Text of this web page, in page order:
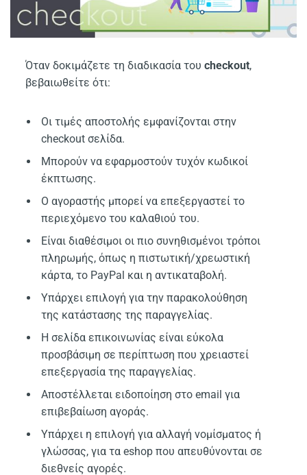
Όταν δοκιμάζετε τη διαδικασία τουcheckout,
βεβαιωθείτε ότι:
Οι τιμές αποστολής εμφανίζονται στην
checkout σελίδα.
Μπορούν να εφαρμοστούν τυχόν κωδικοί
έκπτωσης.
Ο αγοραστής μπορεί να επεξεργαστεί το
περιεχόμενο του καλαθιού του.
Είναι διαθέσιμοι οι πιο συνηθισμένοι τρόποι
πληρωμής, όπως η πιστωτική/χρεωστική
κάρτα, το PayPal και η αντικαταβολή.
Υπάρχει επιλογή για την παρακολούθηση
της κατάστασης της παραγγελίας.
Η σελίδα επικοινωνίας είναι εύκολα
προσβάσιμη σε περίπτωση που χρειαστεί
επεξεργασία της παραγγελίας.
Αποστέλλεται ειδοποίηση στο email για
επιβεβαίωση αγοράς.
Υπάρχει η επιλογή για αλλαγή νομίσματος ή
γλώσσας, για τα eshop που απευθύνονται σε
διεθνείς αγορές.